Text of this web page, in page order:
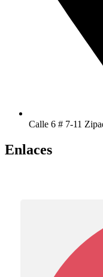
Calle 6 # 7-11
Enlaces